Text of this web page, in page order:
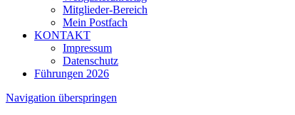
Mitglieder-Bereich
Mein Postfach
KONTAKT
Impressum
Datenschutz
Führungen 2026
Navigation überspringen